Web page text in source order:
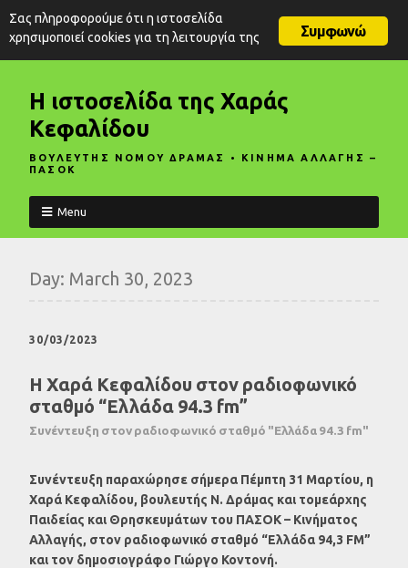
Η ιστοσελίδα της Χαράς
Κεφαλίδου
ΒΟΥΛΕΥΤΗΣ ΝΟΜΟΥ ΔΡΑΜΑΣ • ΚΙΝΗΜΑ ΑΛΛΑΓΗΣ –
ΠΑΣΟΚ
Menu
Day: March 30, 2023
30/03/2023
Η Χαρά Κεφαλίδου στον ραδιοφωνικό
σταθμό “Ελλάδα 94.3 fm”
Συνέντευξη στον ραδιοφωνικό σταθμό "Ελλάδα 94.3 fm"
Συνέντευξη παραχώρησε σήμερα Πέμπτη 31 Μαρτίου, η
Χαρά Κεφαλίδου, βουλευτής N. Δράμας και τομεάρχης
Παιδείας και Θρησκευμάτων του ΠΑΣΟΚ – Κινήματος
Αλλαγής, στον ραδιοφωνικό σταθμό “Ελλάδα 94,3 FM”
και τον δημοσιογράφο Γιώργο Κοντονή.
Συμφωνώ
Σας πληροφορούμε ότι η ιστοσελίδα
χρησιμοποιεί cookies για τη λειτουργία της